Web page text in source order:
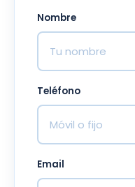
Nombre
Teléfono
Email